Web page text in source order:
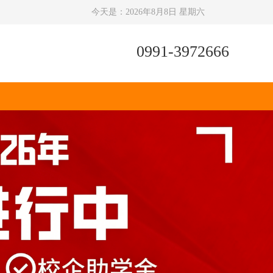
今天是： 2026年8月8日 星期六
0991-3972666